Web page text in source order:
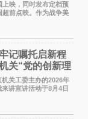
映，同时发布定档预
前点映。作为战争美
记嘱托启新程
关“党的创新理
动圆满落幕
关工委主办的2026年
讲宣讲活动于8月4日
"牢记嘱托 感恩奋进
题，坚持以新时代中国